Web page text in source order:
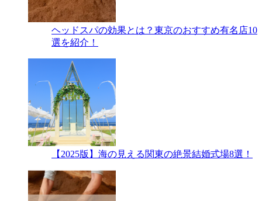
ヘッドスパの効果とは？東京のおすすめ有名店10
選を紹介！
【2025版】海の見える関東の絶景結婚式場8選！